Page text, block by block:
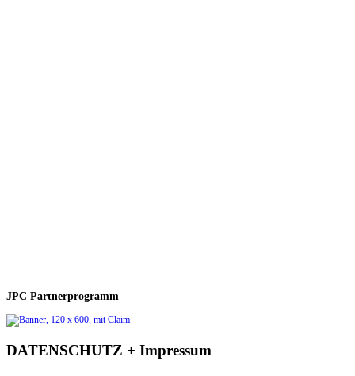
JPC Partnerprogramm
DATENSCHUTZ + Impressum